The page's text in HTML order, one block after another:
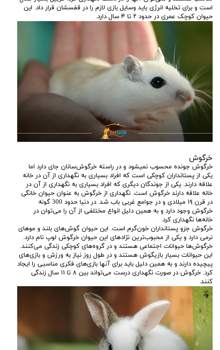
است و برای تخلیه انرژی باید وسایل بازی لازم را در قفسشان قرار داد. این
حیوان کوچک عمری در حدود ۲ تا ۴ سال دارد.
خرگوش
خرگوش جونده محسوب نمیشود و در راسته خرگوش‌سانان جای دارد اما
یکی از پستانداران کوچکی است که افراد بسیاری به نگهداری از آن در خانه
علاقه دارند. یکی از جوندگان دیگری که افراد بسیاری به نگهداری از آن در
خانه علاقه دارند خرگوش است. نگهداری از خرگوش به عنوان حیوان خانگی
در قرن ۱۹ میلادی و در جوامع غربی باب شد. در دنیا حدود 300 گونه
خرگوش وجود دارد و به همین دلیل انواع مختلفی از آن را می‌توان در
خانه‌ها نگهداری کرد.
خرگوش جزو پستانداران خون‌گرم است. این حیوان گوش‌های بلند و موهای
نرمی دارد و یکی از محبوب‌ترین نژادهای این حیوان خرگوش لوپ نام دارد.
خرگوش‌ها حیوانات اجتماعی هستند و در گروه‌های کوچکی زندگی می‌کنند.
این حیوانات بسیار بازیگوش هستند و در طول روز نیاز به ورزش و بازی‌های
پیچیده دارند و به همین دلیل باید برای آنها بازی‌های فکری مناسبی را ایجاد
کرد. خرگوش در صورت نگهداری درست می‌تواند بین ۸ تا ۱۱ سال زندگی
کنند.